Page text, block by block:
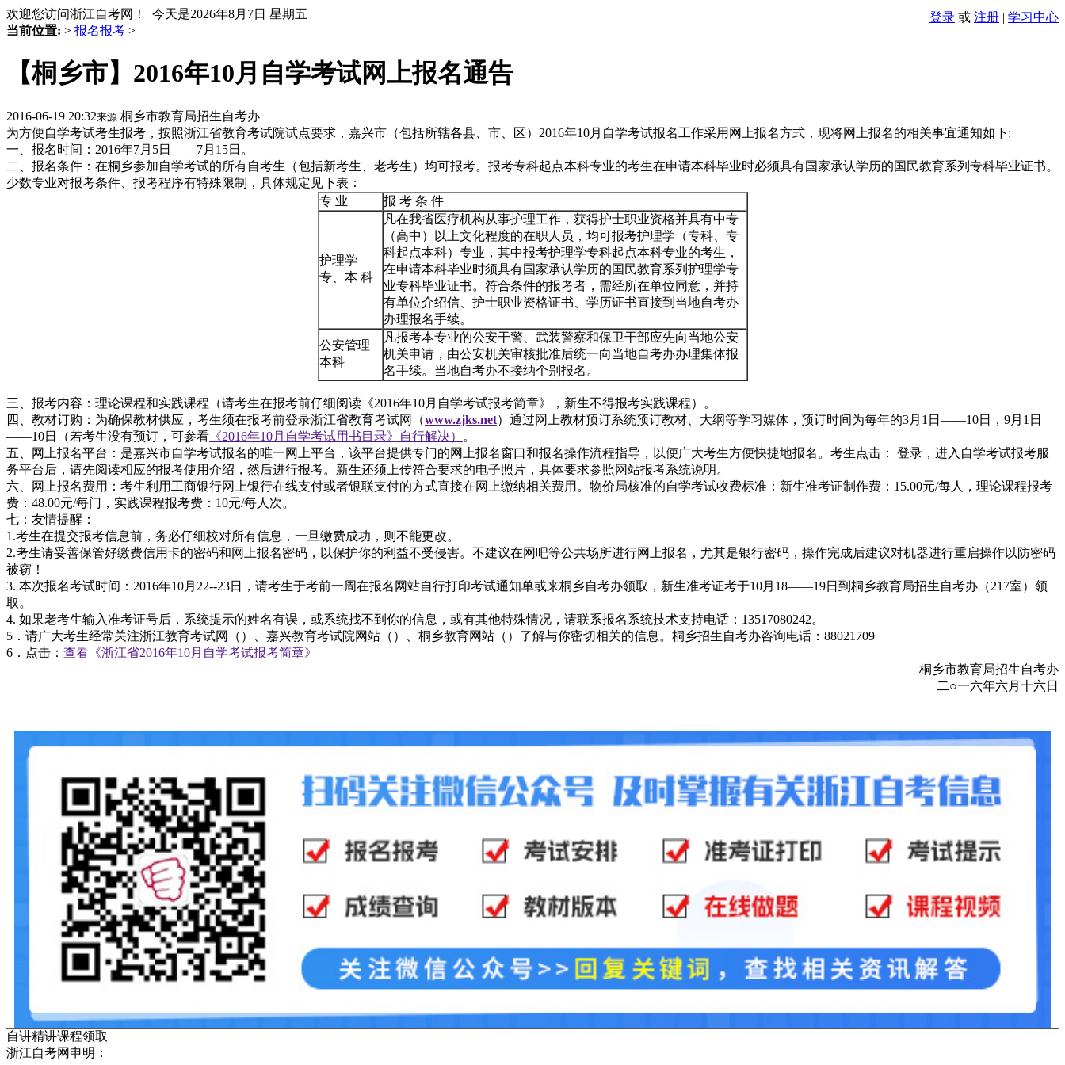
欢迎您访问浙江自考网！ 今天是2026年8月7日 星期五 登录 或 注册 | 学习中心
当前位置: > 报名报考 >
【桐乡市】2016年10月自学考试网上报名通告
2016-06-19 20:32来源:桐乡市教育局招生自考办
为方便自学考试考生报考，按照浙江省教育考试院试点要求，嘉兴市（包括所辖各县、市、区）2016年10月自学考试报名工作采用网上报名方式，现将网上报名的相关事宜通知如下:
一、报名时间：2016年7月5日——7月15日。
二、报名条件：在桐乡参加自学考试的所有自考生（包括新考生、老考生）均可报考。报考专科起点本科专业的考生在申请本科毕业时必须具有国家承认学历的国民教育系列专科毕业证书。
少数专业对报考条件、报考程序有特殊限制，具体规定见下表：
专 业
报 考 条 件
护理学
专、本 科
凡在我省医疗机构从事护理工作，获得护士职业资格并具有中专
（高中）以上文化程度的在职人员，均可报考护理学（专科、专
科起点本科）专业，其中报考护理学专科起点本科专业的考生，
在申请本科毕业时须具有国家承认学历的国民教育系列护理学专
业专科毕业证书。符合条件的报考者，需经所在单位同意，并持
有单位介绍信、护士职业资格证书、学历证书直接到当地自考办
办理报名手续。
公安管理
本科
凡报考本专业的公安干警、武装警察和保卫干部应先向当地公安
机关申请，由公安机关审核批准后统一向当地自考办办理集体报
名手续。当地自考办不接纳个别报名。
三、报考内容：理论课程和实践课程（请考生在报考前仔细阅读《2016年10月自学考试报考简章》，新生不得报考实践课程）。
四、教材订购：为确保教材供应，考生须在报考前登录浙江省教育考试网（www.zjks.net）通过网上教材预订系统预订教材、大纲等学习媒体，预订时间为每年的3月1日——10日，9月1日
——10日（若考生没有预订，可参看 《2016年10月自学考试用书目录》自行解决）
。
五、网上报名平台： 是嘉兴市自学考试报名的唯一网上平台，该平台提供专门的网上报名窗口和报名操作流程指导，以便广大考生方便快捷地报名。考生点击： 登录，进入自学考试报考服
务平台后，请先阅读相应的报考使用介绍，然后进行报考。新生还须上传符合要求的电子照片，具体要求参照网站报考系统说明。
六、网上报名费用：考生利用工商银行网上银行在线支付或者银联支付的方式直接在网上缴纳相关费用。物价局核准的自学考试收费标准：新生准考证制作费：15.00元/每人，理论课程报考
费：48.00元/每门，实践课程报考费：10元/每人次。
七：友情提醒：
1.考生在提交报考信息前，务必仔细校对所有信息，一旦缴费成功，则不能更改。
2.考生请妥善保管好缴费信用卡的密码和网上报名密码，以保护你的利益不受侵害。不建议在网吧等公共场所进行网上报名，尤其是银行密码，操作完成后建议对机器进行重启操作以防密码
被窃！
3. 本次报名考试时间：2016年10月22--23日，请考生于考前一周在报名网站自行打印考试通知单或来桐乡自考办领取，新生准考证考于10月18——19日到桐乡教育局招生自考办（217室）领
取。
4. 如果老考生输入准考证号后，系统提示的姓名有误，或系统找不到你的信息，或有其他特殊情况，请联系报名系统技术支持电话：13517080242。
5．请广大考生经常关注浙江教育考试网（ ）、嘉兴教育考试院网站（ ）、桐乡教育网站（ ）了解与你密切相关的信息。桐乡招生自考办咨询电话：88021709
6．点击： 查看《浙江省2016年10月自学考试报考简章》
桐乡市教育局招生自考办
二○一六年六月十六日
自讲精讲课程领取
浙江自考网申明：